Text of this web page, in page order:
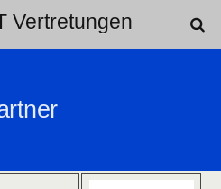
Vertretungen